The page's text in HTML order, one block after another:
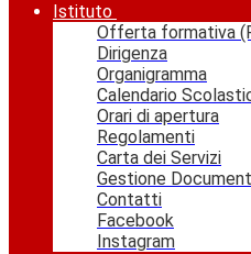
Istituto
Offerta formativa
Dirigenza
Organigramma
Calendario
Orari di apertura
Regolamenti
Carta dei Servizi
Gestione
Contatti
Facebook
Instagram